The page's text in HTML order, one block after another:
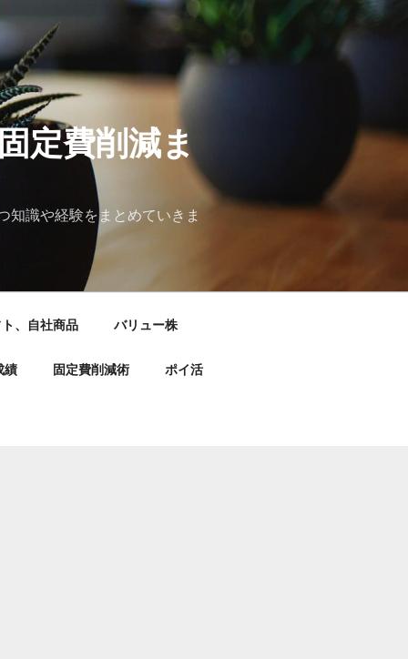
定費削減ま
知識や経験をまとめていきま
、自社商品 バリュー株
績 固定費削減術 ポイ活